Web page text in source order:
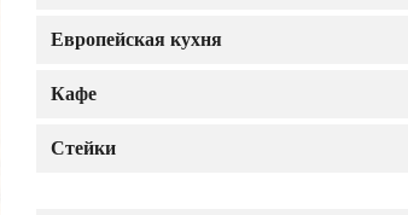
Европейская кухня
Кафе
Стейки